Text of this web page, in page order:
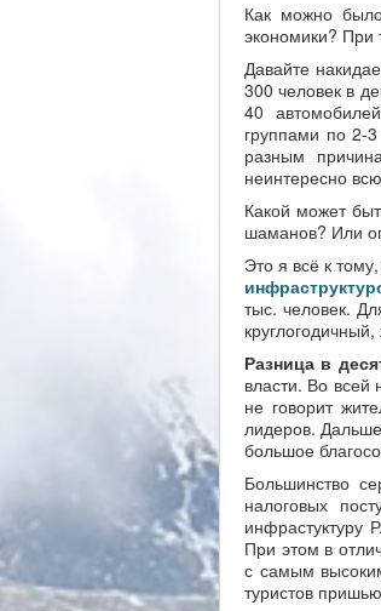
Как можно
экономики? При
Давайте
300 человек в
40
группами по 2-
разным
неинтересно
Какой может
шаманов? Или
Это я всё к
тыс. человек.
Разница в
власти. Во всей
не говорит
лидеров.
большое
Большинство
налоговых
инфрастуктуру
При этом в
с самым
туристов